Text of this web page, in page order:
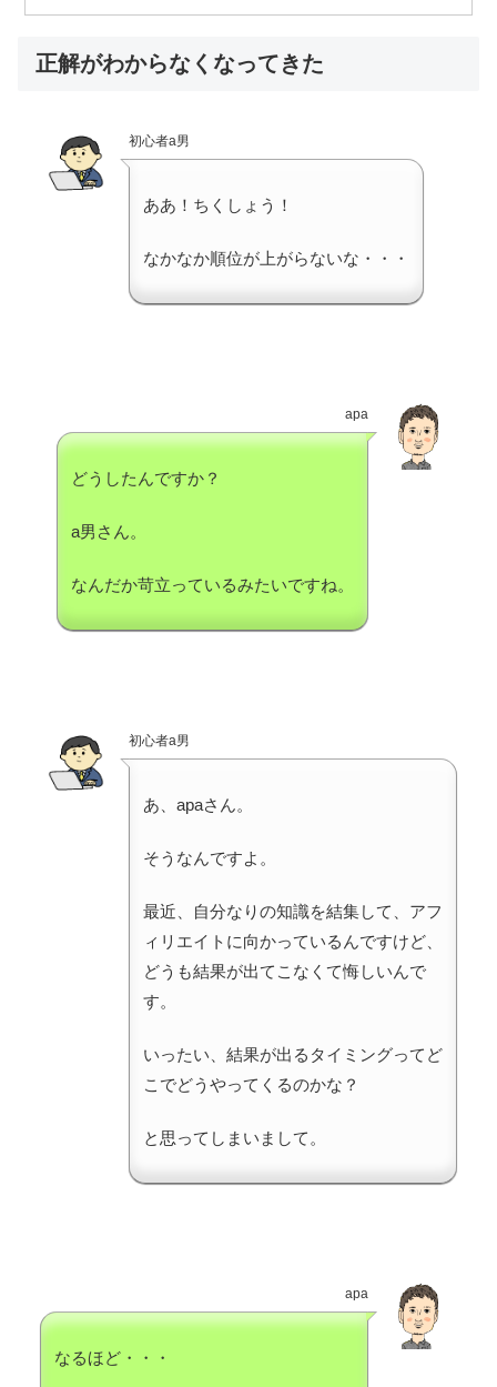
正解がわからなくなってきた
初心者a男
ああ！ちくしょう！
なかなか順位が上がらないな・・・
apa
どうしたんですか？
a男さん。
なんだか苛立っているみたいですね。
初心者a男
あ、apaさん。
そうなんですよ。
最近、自分なりの知識を結集して、アフ
ィリエイトに向かっているんですけど、
どうも結果が出てこなくて悔しいんで
す。
いったい、結果が出るタイミングってど
こでどうやってくるのかな？
と思ってしまいまして。
apa
なるほど・・・